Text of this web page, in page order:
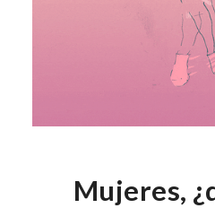
Mujeres,